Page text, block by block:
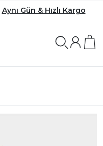
Aynı Gün & Hızlı Kargo